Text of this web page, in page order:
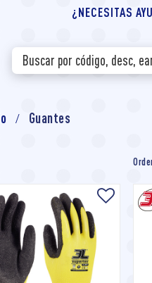
¿NECESITAS
Guantes